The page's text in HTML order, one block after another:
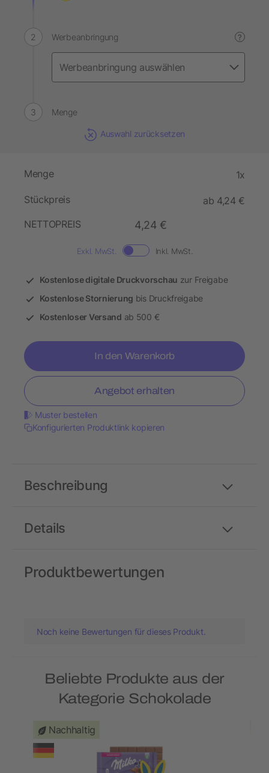
Werbeanbringung ?
Menge
Auswahl zurücksetzen
Menge 1x
Stückpreis
ab 4,24 €
NETTOPREIS
4,24 €
Exkl. MwSt. Inkl. MwSt.
Kostenlose digitale Druckvorschau zur Freigabe
Kostenlose Stornierung bis Druckfreigabe
Kostenloser Versand ab 500 €
In den Warenkorb
Angebot erhalten
Muster bestellen
Konfigurierten Produktlink kopieren
Details
Beschreibung
Produktbewertungen
Noch keine Bewertungen für dieses Produkt.
Beliebte Produkte aus der
Kategorie Schokolade
Nachhaltig